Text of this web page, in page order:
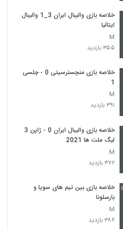
خلاصه بازی والیبال ایران 3_1 والیبال
ایتالیا
M
۳۵۵ بازدید
خلاصه بازی منچسترسیتی 0 - چلسی
1
M
۳۹۱ بازدید
خلاصه بازی والیبال ایران 0 - ژاپن 3
لیگ ملت ها 2021
M
۳۷۲ بازدید
خلاصه بازی بین تیم های سویا و
بارسلونا
M
۳۸۶ بازدید